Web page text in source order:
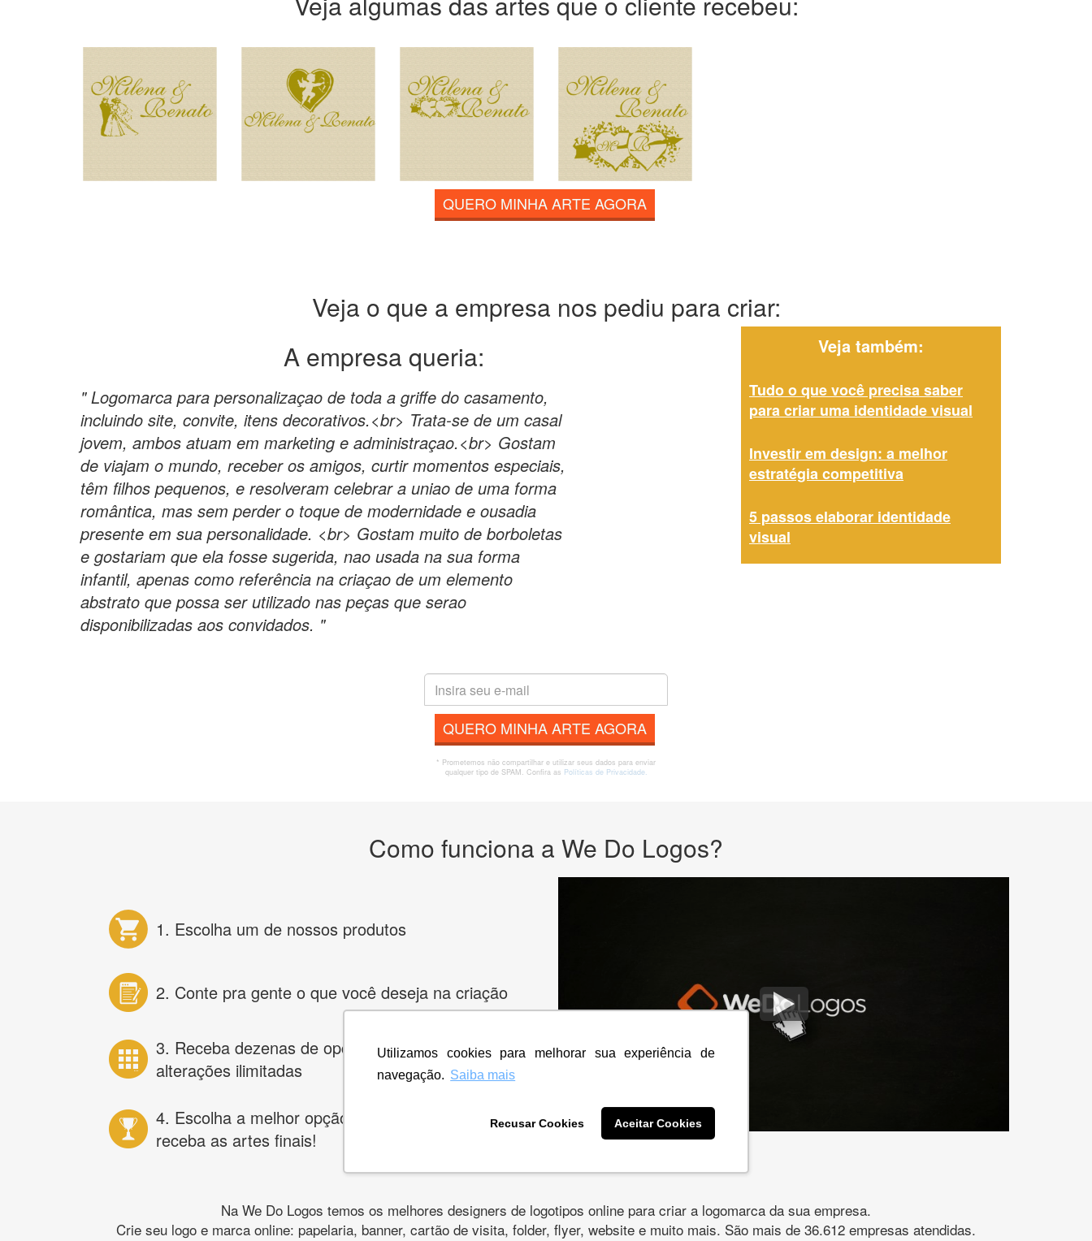
Utilizamos cookies para melhorar sua experiência de
navegação. Saiba mais
Recusar Cookies Aceitar Cookies
QUERO MINHA ARTE AGORA
Veja o que a empresa nos pediu para criar:
A empresa queria:
" Logomarca para personalizaçao de toda a griffe do casamento,
incluindo site, convite, itens decorativos.<br> Trata-se de um casal
jovem, ambos atuam em marketing e administraçao.<br> Gostam
de viajam o mundo, receber os amigos, curtir momentos especiais,
têm filhos pequenos, e resolveram celebrar a uniao de uma forma
romântica, mas sem perder o toque de modernidade e ousadia
presente em sua personalidade. <br> Gostam muito de borboletas
e gostariam que ela fosse sugerida, nao usada na sua forma
infantil, apenas como referência na criaçao de um elemento
abstrato que possa ser utilizado nas peças que serao
disponibilizadas aos convidados. "
Veja também:
Tudo o que você precisa saber
para criar uma identidade visual
Investir em design: a melhor
estratégia competitiva
5 passos elaborar identidade
visual
QUERO MINHA ARTE AGORA
* Prometemos não compartilhar e utilizar seus dados para enviar
qualquer tipo de SPAM. Confira as Políticas de Privacidade.
Como funciona a We Do Logos?
1. Escolha um de nossos produtos
2. Conte pra gente o que você deseja na criação
3. Receba dezenas de opções e peça
alterações ilimitadas
4. Escolha a melhor opção e
receba as artes finais!
Na We Do Logos temos os melhores designers de logotipos online para criar a logomarca da sua empresa.
Crie seu logo e marca online: papelaria, banner, cartão de visita, folder, flyer, website e muito mais. São mais de 36.612 empresas atendidas.